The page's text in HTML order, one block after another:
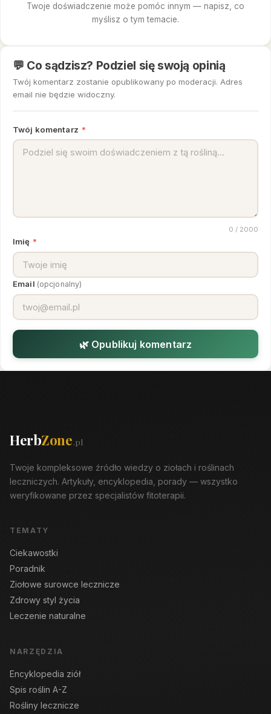
Twoje doświadczenie może pomóc innym — napisz, co
myślisz o tym temacie.
💬 Co sądzisz? Podziel się swoją opinią
Twój komentarz zostanie opublikowany po moderacji. Adres
email nie będzie widoczny.
Twój komentarz *
0 / 2000
Imię *
Email (opcjonalny)
🌿 Opublikuj komentarz
HerbZone.pl
Twoje kompleksowe źródło wiedzy o ziołach i roślinach
leczniczych. Artykuły, encyklopedia, porady — wszystko
weryfikowane przez specjalistów fitoterapii.
TEMATY
Ciekawostki
Poradnik
Ziołowe surowce lecznicze
Zdrowy styl życia
Leczenie naturalne
NARZĘDZIA
Encyklopedia ziół
Spis roślin A-Z
Rośliny lecznicze